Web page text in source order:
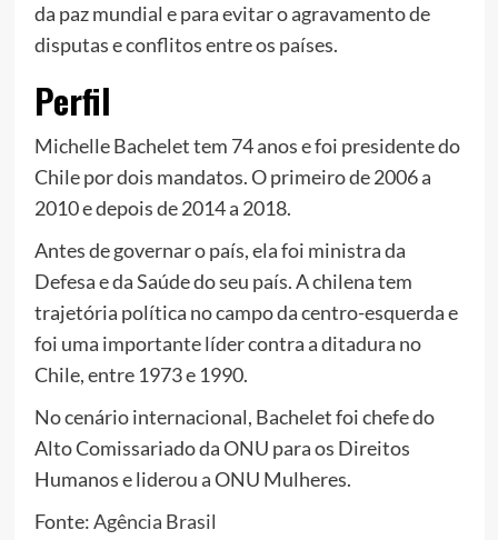
da paz mundial e para evitar o agravamento de
disputas e conflitos entre os países.
Perfil
Michelle Bachelet tem 74 anos e foi presidente do
Chile por dois mandatos. O primeiro de 2006 a
2010 e depois de 2014 a 2018.
Antes de governar o país, ela foi ministra da
Defesa e da Saúde do seu país. A chilena tem
trajetória política no campo da centro-esquerda e
foi uma importante líder contra a ditadura no
Chile, entre 1973 e 1990.
No cenário internacional, Bachelet foi chefe do
Alto Comissariado da ONU para os Direitos
Humanos e liderou a ONU Mulheres.
Fonte:Agência Brasil